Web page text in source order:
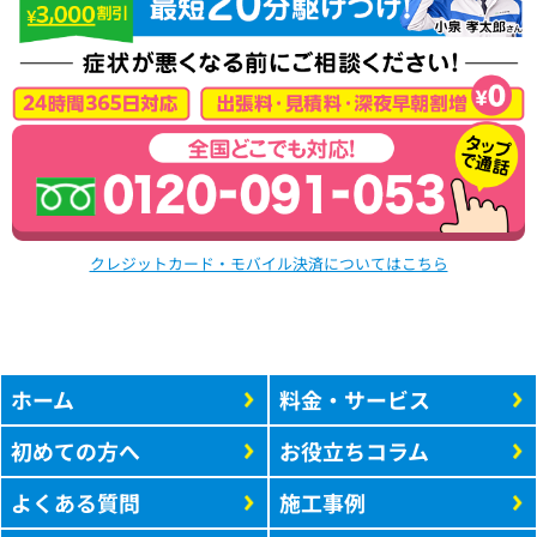
クレジットカード・モバイル決済についてはこちら
ホーム
初めての方へ
よくある質問
料金・サービス
お役立ちコラム
施工事例